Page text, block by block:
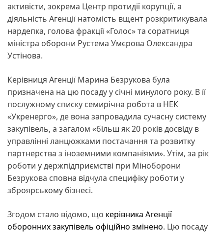
активісти, зокрема Центр протидії корупції, а
діяльність Агенції натомість вщент розкритикувала
нардепка, голова фракції «Голос» та соратниця
міністра оборони Рустема Умєрова Олександра
Устінова.
Керівниця Агенції Марина Безрукова була
призначена на цю посаду у січні минулого року. В її
послужному списку семирічна робота в НЕК
«Укренерго», де вона запровадила сучасну систему
закупівель, а загалом «більш як 20 років досвіду в
управлінні ланцюжками постачання та розвитку
партнерства з іноземними компаніями». Утім, за рік
роботи у держпідприємстві при Міноборони
Безрукова сповна відчула специфіку роботи у
зброярському бізнесі.
Згодом стало відомо, що керівника Агенції
оборонних закупівель офіційно змінено. Цю посаду